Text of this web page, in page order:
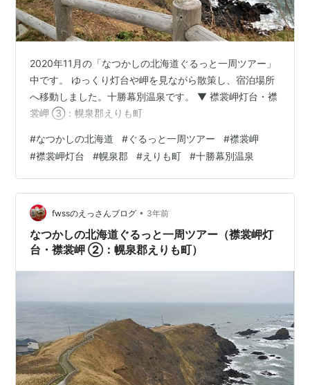
2020年11月の「なつかしの北海道ぐるっと一周ツアー」
中です。 ゆっくり灯台や岬を見ながら散策し、宿泊場所
へ移動しました。十勝幕別温泉です。 ▼ 襟裳岬灯台・襟
裳岬 ③：幌泉郡えりも町
#なつかしの北海道 #ぐるっと一周ツアー #襟裳岬
#襟裳岬灯台 #幌泉郡 #えりも町 #十勝幕別温泉
fwssのえっさんブログ • 3年前
なつかしの北海道ぐるっと一周ツアー（襟裳岬灯
台・襟裳岬 ②：幌泉郡えりも町）